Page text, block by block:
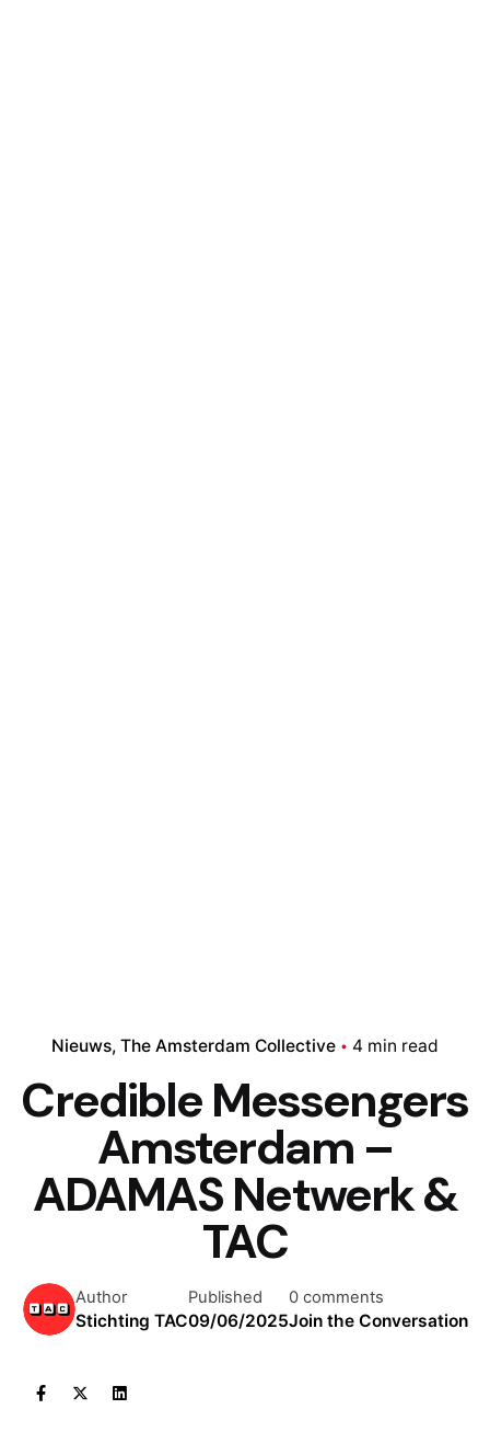
Nieuws The Amsterdam Collective 4 min read
Credible Messengers
Amsterdam –
ADAMAS Netwerk &
TAC
Author
Stichting TAC
Published
09/06/2025
0 comments
Join the Conversation